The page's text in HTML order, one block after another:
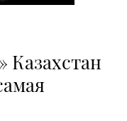
Казахстан